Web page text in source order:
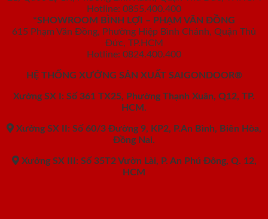
Hotline: 0855.400.400
*SHOWROOM BÌNH LỢI – PHẠM VĂN ĐỒNG
615 Phạm Văn Đồng, Phường Hiệp Bình Chánh, Quận Thủ
Đức, TP.HCM
Hotline: 0824.400.400
HỆ THỐNG XƯỞNG SẢN XUẤT SAIGONDOOR®
Xưởng SX I: Số 361 TX25, Phường Thạnh Xuân, Q12, TP.
HCM.
Xưởng SX II: Số 60/3 Đường 9, KP2, P.An Bình, Biên Hòa,
Đồng Nai.
Xưởng SX III: Số 35T2 Vườn Lài, P. An Phú Đông, Q. 12,
HCM